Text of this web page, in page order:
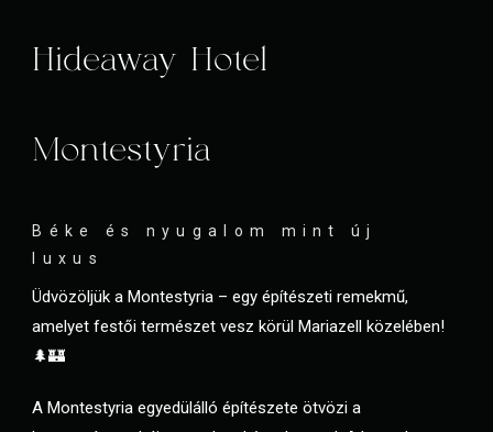
Hideaway Hotel
Montestyria
Béke és nyugalom mint új
luxus
Üdvözöljük a Montestyria – egy építészeti remekmű,
amelyet festői természet vesz körül Mariazell közelében!
🌲🏰
A Montestyria egyedülálló építészete ötvözi a